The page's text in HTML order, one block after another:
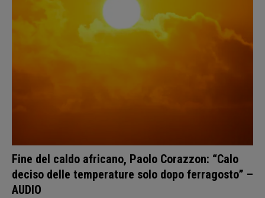
Fine del caldo africano, Paolo Corazzon: “Calo
deciso delle temperature solo dopo ferragosto” –
AUDIO